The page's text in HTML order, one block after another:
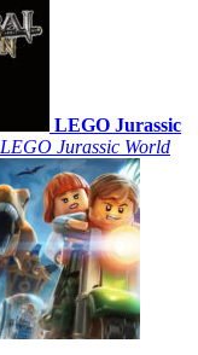
LEGO Jurassic
LEGO Jurassic World